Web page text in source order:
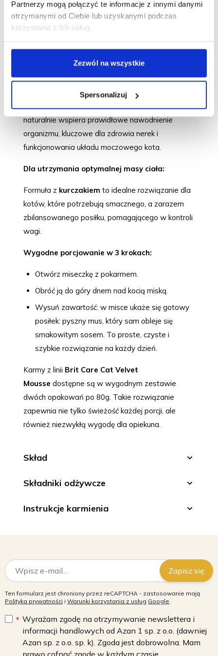
Partnerzy mogą połączyć te informacje z innymi danymi
otrzymanymi od Ciebie lub uzyskanymi podczas
korzystania z ich usług.
Zezwól na wszystkie
Spersonalizuj
staje się prawdziwą rozkoszą, chętnie zjadaną
nawet przez najbardziej wyrafinowanych kocich
smakoszy.
Nowa konsystencja ułatwia także spożycie
zwierzętom z wrażliwą jamą ustną, problemami
stomatologicznymi, w okresie rekonwalescencji lub
przy obniżonym apetycie. Dodatkowo, wysoka
zawartość wilgoci w karmach Velvet Mousse
naturalnie wspiera prawidłowe nawodnienie
organizmu, kluczowe dla zdrowia nerek i
funkcjonowania układu moczowego kota.
Dla utrzymania optymalnej masy ciała:
Formuła z kurczakiem to idealne rozwiązanie dla
kotów, które potrzebują smacznego, a zarazem
zbilansowanego posiłku, pomagającego w kontroli
wagi.
Wygodne porcjowanie w 3 krokach:
Otwórz miseczkę z pokarmem.
Obróć ją do góry dnem nad kocią miską.
Wysuń zawartość: w misce ukaże się gotowy
posiłek: pyszny mus, który sam obleje się
smakowitym sosem. To proste, czyste i
szybkie rozwiązanie na każdy dzień.
Karmy z linii Brit Care Cat Velvet
Mousse dostępne są w wygodnym zestawie
dwóch opakowań po 80g. Takie rozwiązanie
zapewnia nie tylko świeżość każdej porcji, ale
również niezwykłą wygodę dla opiekuna.
Skład
Składniki odżywcze
Instrukcje karmienia
Adres e-mail
Zapisz się
Ten formularz jest chroniony przez reCAPTCHA - zastosowanie mają
Polityka prywatności i Warunki korzystania z usług Google.
Wyrażam zgodę na otrzymywanie newslettera i
informacji handlowych od Azan 1 sp. z o.o. (dawniej
Azan sp. z o.o. sp. k). Zgoda jest dobrowolna. Mam